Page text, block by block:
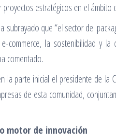
estratégicos en el
subrayado que “el sector del
commerce, la sostenibilidad y
comentado.
la parte inicial el presidente de la
de esta comunidad,
motor de innovación